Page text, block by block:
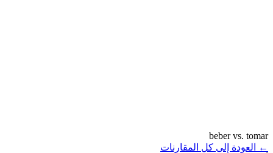
beber vs. tomar
←
العودة إلى كل المقارنات